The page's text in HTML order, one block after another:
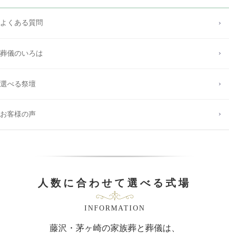
よくある質問
葬儀のいろは
選べる祭壇
お客様の声
人数に合わせて選べる式場
INFORMATION
藤沢・茅ヶ崎の家族葬と葬儀は、